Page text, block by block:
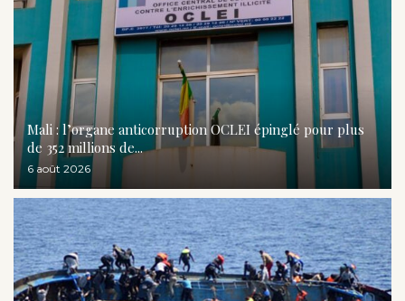
Mali : l’organe anticorruption OCLEI épinglé pour plus
de 352 millions de...
6 août 2026